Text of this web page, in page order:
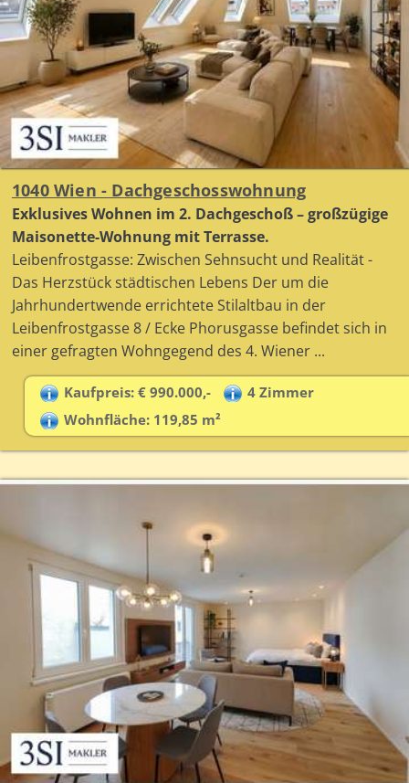
1040 Wien - Dachgeschosswohnung
Exklusives Wohnen im 2. Dachgeschoß – großzügige
Maisonette-Wohnung mit Terrasse.
Leibenfrostgasse: Zwischen Sehnsucht und Realität -
Das Herzstück städtischen Lebens Der um die
Jahrhundertwende errichtete Stilaltbau in der
Leibenfrostgasse 8 / Ecke Phorusgasse befindet sich in
einer gefragten Wohngegend des 4. Wiener ...
Kaufpreis: € 990.000,-
4 Zimmer
Wohnfläche: 119,85 m²